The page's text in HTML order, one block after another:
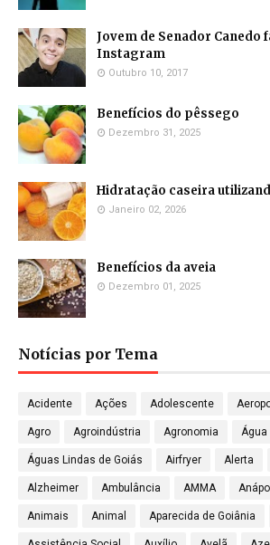
Jovem de Senador Canedo
Instagram
Outubro 10, 2017
Benefícios do pêssego
Dezembro 31, 2025
Hidratação caseira
Janeiro 02, 2026
Benefícios da aveia
Dezembro 01, 2025
Notícias por Tema
Acidente Ações Adolescente
Agro Agroindústria Agronomia Água
Águas Lindas de Goiás Airfryer Alerta
Alzheimer Ambulância AMMA
Animais Animal Aparecida de Goiânia